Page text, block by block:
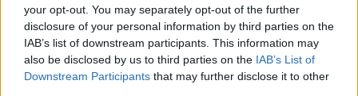
your opt-out. You may separately opt-out of the further
disclosure of your personal information by third parties on the
IAB’s list of downstream participants. This information may
also be disclosed by us to third parties on the IAB’s List of
Downstream Participants that may further disclose it to other
+1. Április 21. Minden mindenhol mindenkor